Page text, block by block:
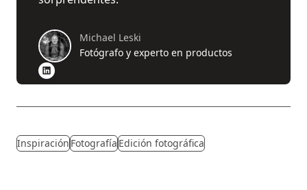
Michael Leski
Fotógrafo y experto en productos
InspiraciónFotografíaEdición fotográfica